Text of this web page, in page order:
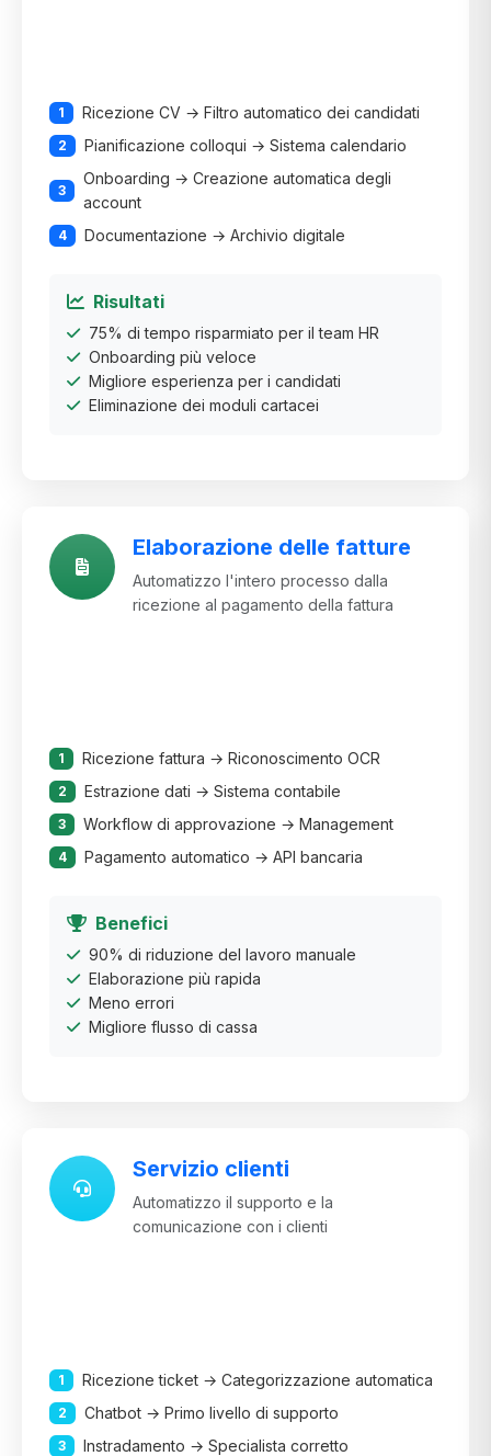
1 Ricezione CV → Filtro automatico dei candidati
2 Pianificazione colloqui → Sistema calendario
3
Onboarding → Creazione automatica degli
account
4 Documentazione → Archivio digitale
Risultati
75% di tempo risparmiato per il team HR
Onboarding più veloce
Migliore esperienza per i candidati
Eliminazione dei moduli cartacei
Elaborazione delle fatture
Automatizzo l'intero processo dalla
ricezione al pagamento della fattura
1 Ricezione fattura → Riconoscimento OCR
2 Estrazione dati → Sistema contabile
3 Workflow di approvazione → Management
4 Pagamento automatico → API bancaria
Benefici
90% di riduzione del lavoro manuale
Elaborazione più rapida
Meno errori
Migliore flusso di cassa
Servizio clienti
Automatizzo il supporto e la
comunicazione con i clienti
1 Ricezione ticket → Categorizzazione automatica
2 Chatbot → Primo livello di supporto
3 Instradamento → Specialista corretto